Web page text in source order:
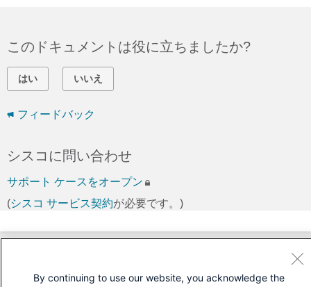
このドキュメントは役に立ちましたか?
はい いいえ
フィードバック
シスコに問い合わせ
サポート ケースをオープン
(シスコ サービス契約が必要です。)
By continuing to use our website, you acknowledge the